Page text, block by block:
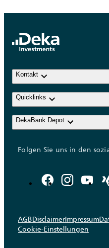
Kontakt keyboard_arrow_down
Quicklinks keyboard_arrow_down
DekaBank Depot keyboard_arrow_down
Folgen Sie uns in den
AGBDisclaimerImpressum
Cookie-Einstellungen